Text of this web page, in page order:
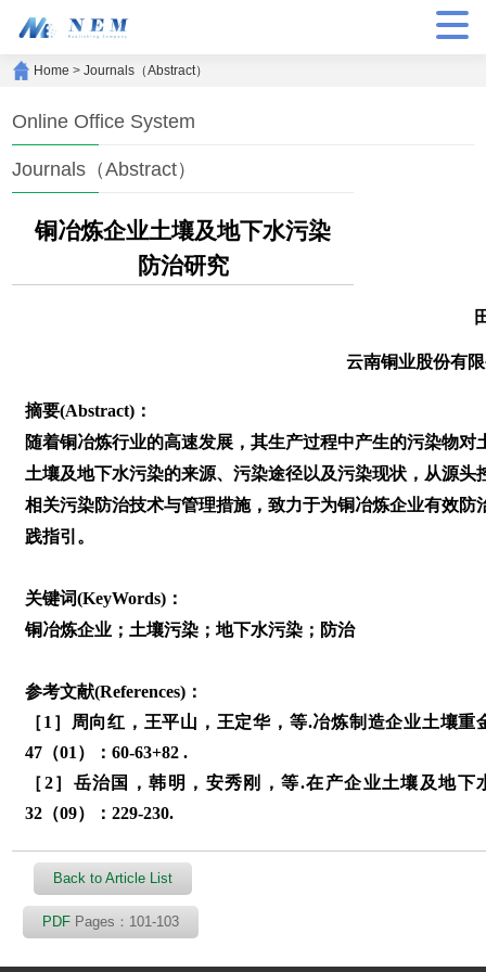
Home >Journals（Abstract）
Online Office System
Journals（Abstract）
铜冶炼企业土壤及地下水污染
防治研究
云南铜业股份有
摘要(Abstract)：
随着铜冶炼行业的高速发展，其生产过程中产生的污染物
土壤及地下水污染的来源、污染途径以及污染现状，从源
相关污染防治技术与管理措施，致力于为铜冶炼企业有效
践指引。
关键词(KeyWords)：
铜冶炼企业；土壤污染；地下水污染；防治
参考文献(References)：
［1］周向红，王平山，王定华，等.冶炼制造企业土壤
47（01）：60-63+82 .
［2］岳治国，韩明，安秀刚，等.在产企业土壤及地
32（09）：229-230.
Back to Article List
PDF Pages：101-103